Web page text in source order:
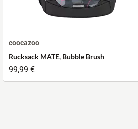
coocazoo
Rucksack MATE, Bubble Brush
99,99 €